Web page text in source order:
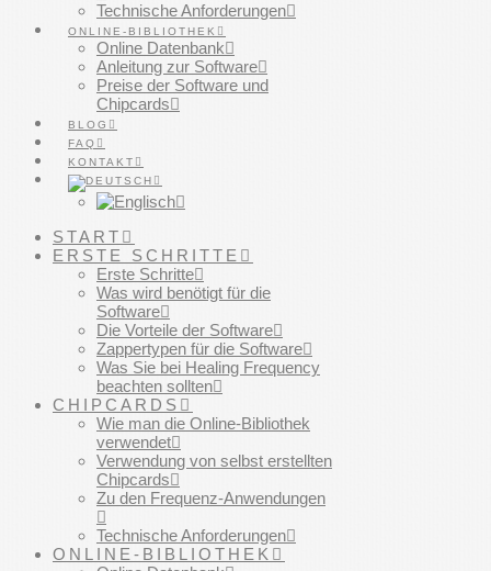
Technische Anforderungen
ONLINE-BIBLIOTHEK
Online Datenbank
Anleitung zur Software
Preise der Software und
Chipcards
BLOG
FAQ
KONTAKT
START
ERSTE SCHRITTE
Erste Schritte
Was wird benötigt für die
Software
Die Vorteile der Software
Zappertypen für die Software
Was Sie bei Healing Frequency
beachten sollten
CHIPCARDS
Wie man die Online-Bibliothek
verwendet
Verwendung von selbst erstellten
Chipcards
Zu den Frequenz-Anwendungen
Technische Anforderungen
ONLINE-BIBLIOTHEK